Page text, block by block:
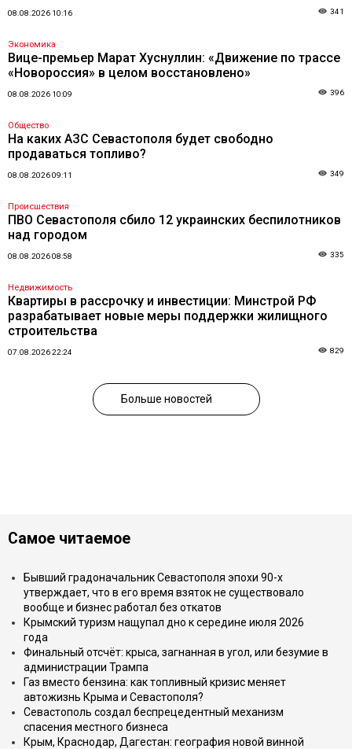
08.08.2026 10:16 341
Экономика
Вице-премьер Марат Хуснуллин: «Движение по трассе
«Новороссия» в целом восстановлено»
08.08.2026 10:09 396
Общество
На каких АЗС Севастополя будет свободно
продаваться топливо?
08.08.2026 09:11 349
Происшествия
ПВО Севастополя сбило 12 украинских беспилотников
над городом
08.08.2026 08:58 335
Недвижимость
Квартиры в рассрочку и инвестиции: Минстрой РФ
разрабатывает новые меры поддержки жилищного
строительства
07.08.2026 22:24 829
Больше новостей
Самое читаемое
Бывший градоначальник Севастополя эпохи 90-х
утверждает, что в его время взяток не существовало
вообще и бизнес работал без откатов
Крымский туризм нащупал дно к середине июля 2026
года
Финальный отсчёт: крыса, загнанная в угол, или безумие в
администрации Трампа
Газ вместо бензина: как топливный кризис меняет
автожизнь Крыма и Севастополя?
Севастополь создал беспрецедентный механизм
спасения местного бизнеса
Крым, Краснодар, Дагестан: география новой винной